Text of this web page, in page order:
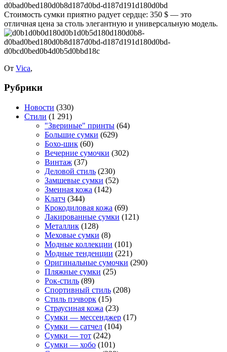
Стоимость сумки приятно радует сердце: 350 $ — это
отличная цена за столь элегантную и универсальную модель.
От Vica,
Рубрики
Новости (330)
Стили (1 291)
"Звериные" принты (64)
Большие сумки (629)
Бохо-шик (60)
Вечерние сумочки (302)
Винтаж (37)
Деловой стиль (230)
Замшевые сумки (52)
Змеиная кожа (142)
Клатч (344)
Крокодиловая кожа (69)
Лакированные сумки (121)
Металлик (128)
Меховые сумки (8)
Модные коллекции (101)
Модные тенденции (221)
Оригинальные сумочки (290)
Пляжные сумки (25)
Рок-стиль (89)
Спортивный стиль (208)
Стиль пэчворк (15)
Страусиная кожа (23)
Сумки — мессенджер (17)
Сумки — сатчел (104)
Сумки — тот (242)
Сумки — хобо (101)